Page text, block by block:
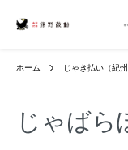
ホーム じゃき払い（紀
じゃばら